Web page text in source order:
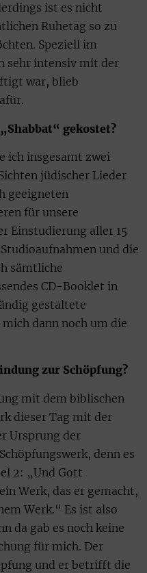
ist es nicht
Ruhetag so zu
Speziell im
sehr intensiv mit der
war, blieb
gekostet?
ich insgesamt zwei
jüdischer Lieder
geeigneten
für unsere
Einstudierung aller 15
und die
sämtliche
CD-Booklet in
gestaltete
dann noch um die
zur Schöpfung?
mit dem biblischen
dieser Tag mit der
Ursprung der
denn es
2: „Und Gott
Werk, das er gemacht,
Werk.“ Es ist also
da gab es noch keine
für mich. Der
und er betrifft die